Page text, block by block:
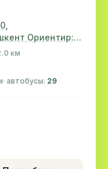
Ориентир: в
км
· автобусы: 29